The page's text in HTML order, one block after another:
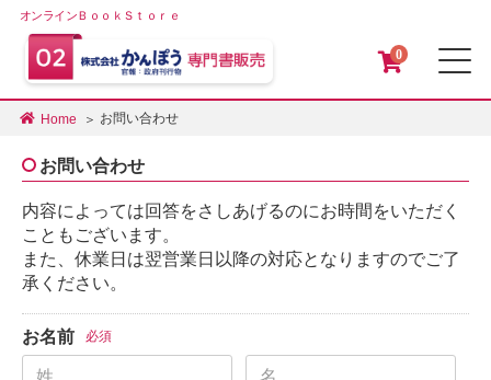
オンラインＢｏｏｋＳｔｏｒｅ
0
Home お問い合わせ
お問い合わせ
内容によっては回答をさしあげるのにお時間をいただく
こともございます。
また、休業日は翌営業日以降の対応となりますのでご了
承ください。
お名前 必須